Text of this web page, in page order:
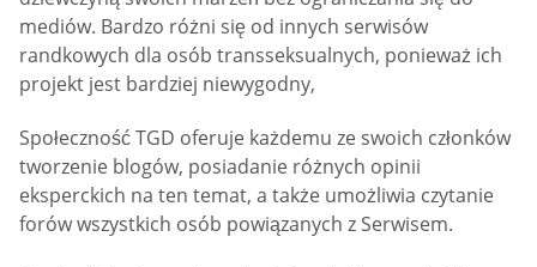
mediów. Bardzo różni się od innych serwisów
randkowych dla osób transseksualnych, ponieważ ich
projekt jest bardziej niewygodny,
Społeczność TGD oferuje każdemu ze swoich członków
tworzenie blogów, posiadanie różnych opinii
eksperckich na ten temat, a także umożliwia czytanie
forów wszystkich osób powiązanych z Serwisem.